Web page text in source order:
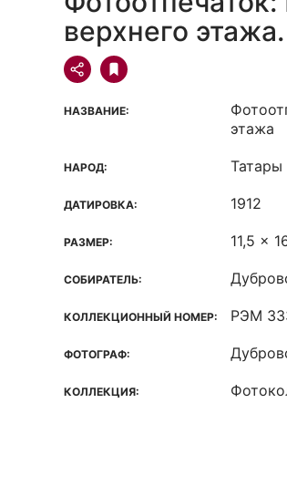
верхнего
НАЗВАНИЕ:
этажа
НАРОД:
ДАТИРОВКА: 1912
РАЗМЕР: 11,5 x
СОБИРАТЕЛЬ:
КОЛЛЕКЦИОННЫЙ НОМЕР: РЭМ
ФОТОГРАФ:
КОЛЛЕКЦИЯ: